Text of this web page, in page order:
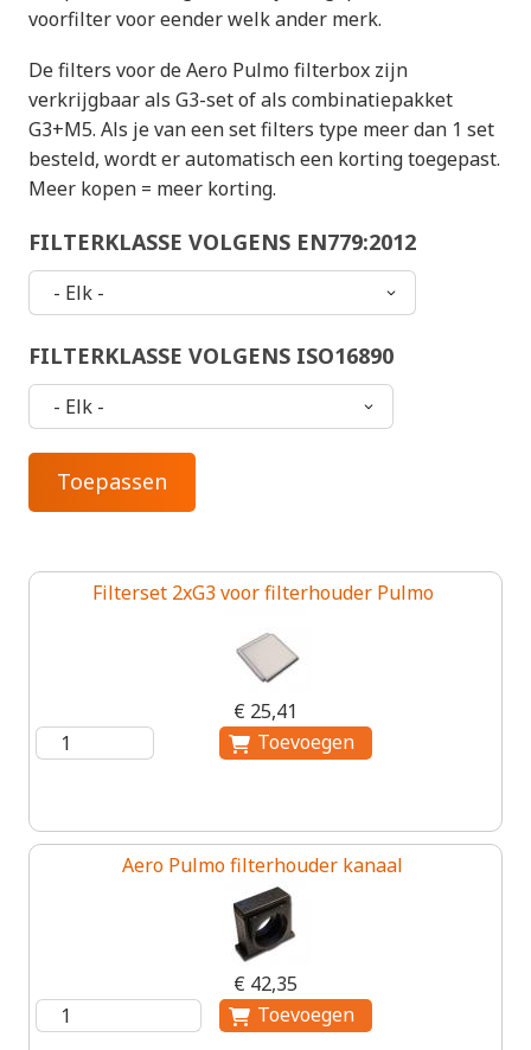
voorfilter voor eender welk ander merk.
De filters voor de Aero Pulmo filterbox zijn
verkrijgbaar als G3-set of als combinatiepakket
G3+M5. Als je van een set filters type meer dan 1 set
besteld, wordt er automatisch een korting toegepast.
Meer kopen = meer korting.
FILTERKLASSE VOLGENS EN779:2012
FILTERKLASSE VOLGENS ISO16890
Filterset 2xG3 voor filterhouder Pulmo
€ 25,41
Aero Pulmo filterhouder kanaal
€ 42,35